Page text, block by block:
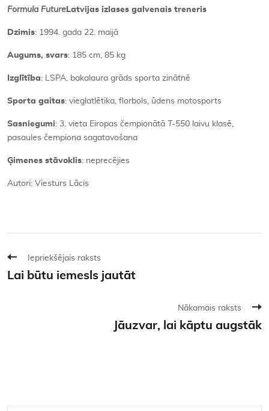
Formula Future Latvijas izlases galvenais treneris
Dzimis: 1994. gada 22. maijā
Augums, svars: 185 cm, 85 kg
Izglītība: LSPA, bakalaura grāds sporta zinātnē
Sporta gaitas: vieglatlētika, florbols, ūdens motosports
Sasniegumi: 3. vieta Eiropas čempionātā T-550 laivu klasē,
pasaules čempiona sagatavošana
Ģimenes stāvoklis: neprecējies
Autori: Viesturs Lācis
Iepriekšējais raksts
Lai būtu iemesls jautāt
Nākamais raksts
Jāuzvar, lai kāptu augstāk